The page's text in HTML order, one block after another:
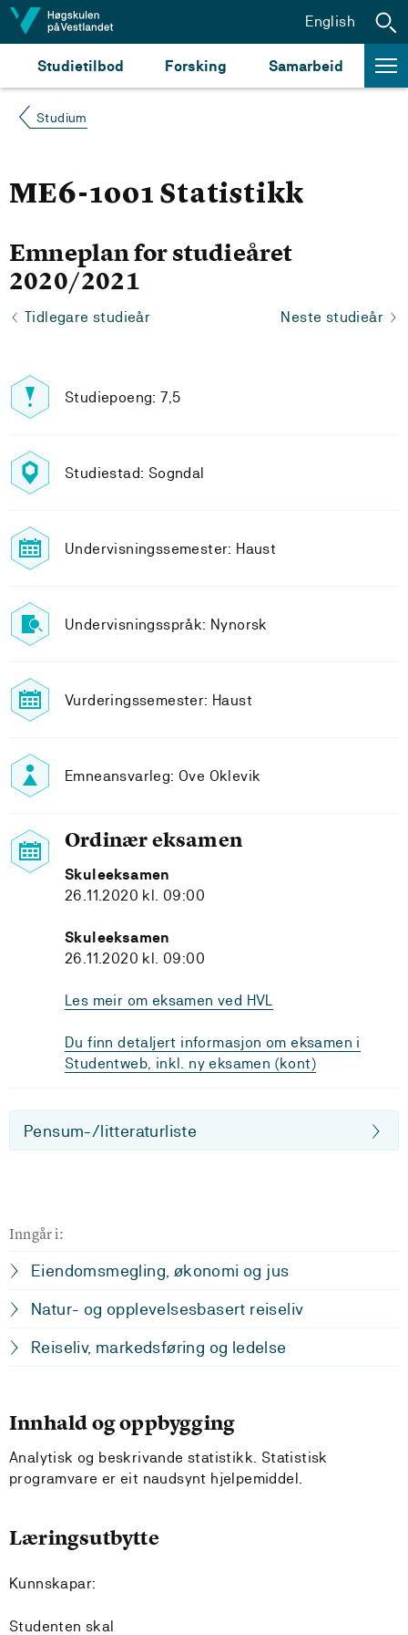
Hopp til innhald
Studietilbod Forsking Samarbeid
English
Studium
ME6-1001 Statistikk
Emneplan for studieåret
2020/2021
Tidlegare studieår Neste studieår
Studiepoeng: 7,5
Studiestad: Sogndal
Undervisningssemester: Haust
Undervisningsspråk: Nynorsk
Vurderingssemester: Haust
Emneansvarleg: Ove Oklevik
Ordinær eksamen
Skuleeksamen
26.11.2020 kl. 09:00
Skuleeksamen
26.11.2020 kl. 09:00
Les meir om eksamen ved HVL
Du finn detaljert informasjon om eksamen i
Studentweb, inkl. ny eksamen (kont)
Pensum-/litteraturliste
Inngår i:
Eiendomsmegling, økonomi og jus
Natur- og opplevelsesbasert reiseliv
Reiseliv, markedsføring og ledelse
Innhald og oppbygging
Analytisk og beskrivande statistikk. Statistisk
programvare er eit naudsynt hjelpemiddel.
Læringsutbytte
Kunnskapar:
Studenten skal